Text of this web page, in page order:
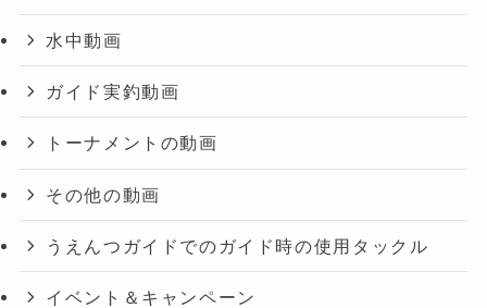
水中動画
ガイド実釣動画
トーナメントの動画
その他の動画
うえんつガイドでのガイド時の使用タックル
イベント＆キャンペーン